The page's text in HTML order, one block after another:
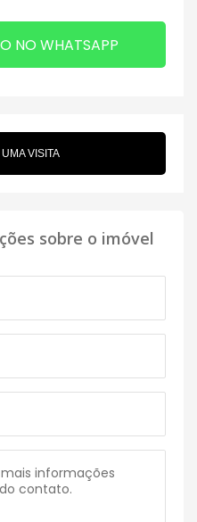
NO WHATSAPP
VISITA
sobre o imóvel